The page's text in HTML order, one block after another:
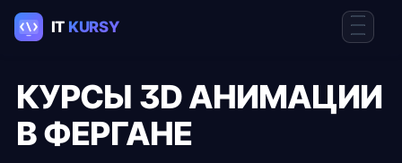
КУРСЫ 3D АНИМАЦИИ
В ФЕРГАНЕ